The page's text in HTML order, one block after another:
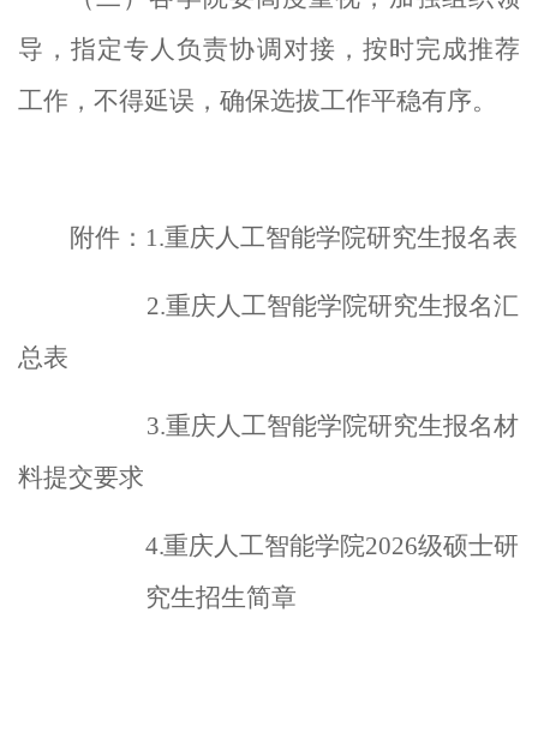
导，指定专人负责协调对接，按时完成推荐
工作，不得延误， 确保选拔工作平稳有序。
附件： 1.重庆人工智能学院研究生报名表
2.重庆人工智能学院研究生报名汇
总表
3.重庆人工智能学院研究生报名材
料提交要求
4.重庆人工智能学院2026级硕士研
究生招生简章